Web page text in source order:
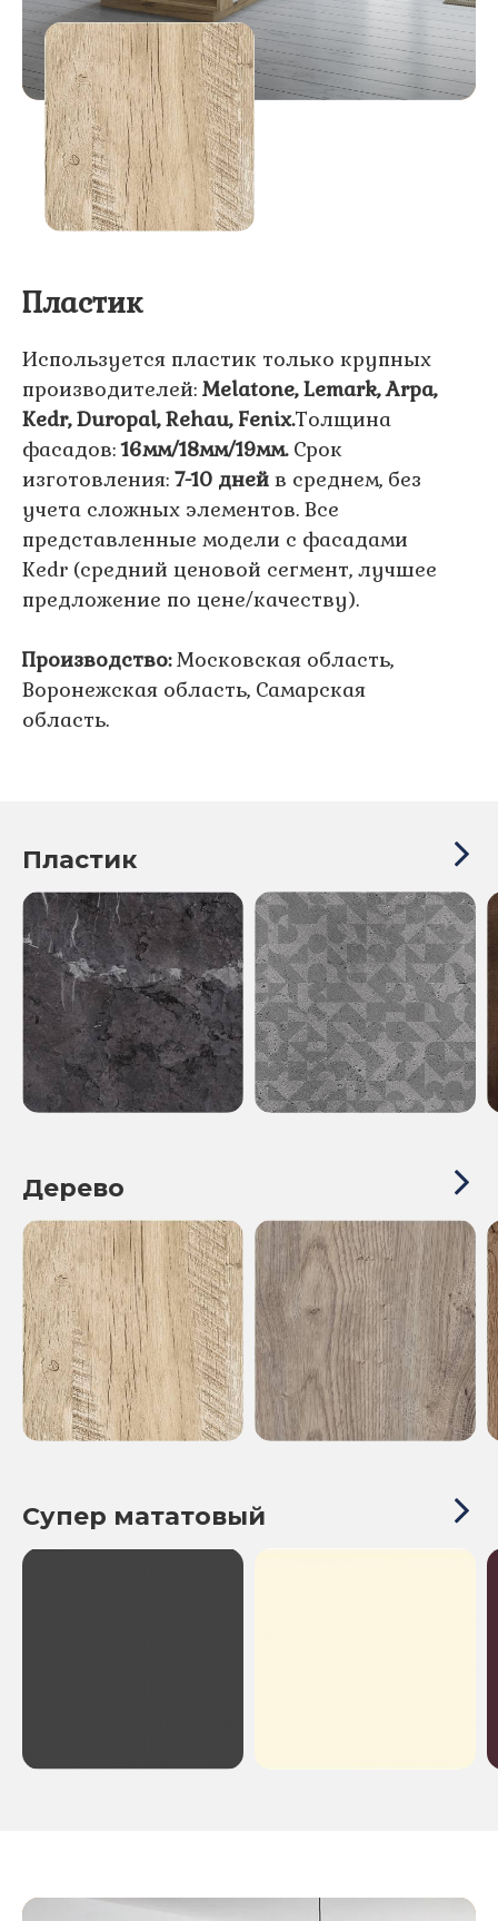
Пластик
Используется пластик только крупных
производителей: Melatone, Lemark, Arpa,
Kedr, Duropal, Rehau, Fenix.Толщина
фасадов:16мм/18мм/19мм.Срок
изготовления: 7-10 дней в среднем, без
учета сложных элементов. Все
представленные модели с фасадами
Kedr (средний ценовой сегмент, лучшее
предложение по цене/качеству).
Производство:Московская область,
Воронежская область, Самарская
область.
Пластик
Дерево
Супер мататовый